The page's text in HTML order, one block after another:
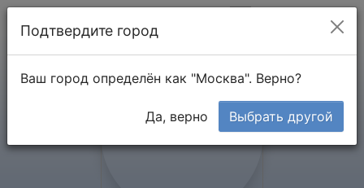
Подтвердите город
Ваш город определён как "Москва". Верно?
Да, верно Выбрать другой